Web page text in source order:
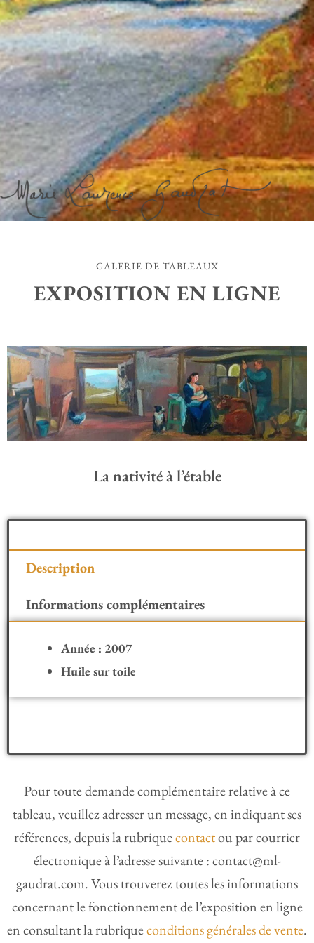
GALERIE DE TABLEAUX
EXPOSITION EN LIGNE
La nativité à l’étable
Description
Informations complémentaires
Année : 2007
Huile sur toile
Pour toute demande complémentaire relative à ce
tableau, veuillez adresser un message, en indiquant ses
références, depuis la rubriquecontactou par courrier
électronique à l’adresse suivante : contact@ml-
gaudrat.com. Vous trouverez toutes les informations
concernant le fonctionnement de l’exposition en ligne
en consultant la rubriqueconditions générales de vente.